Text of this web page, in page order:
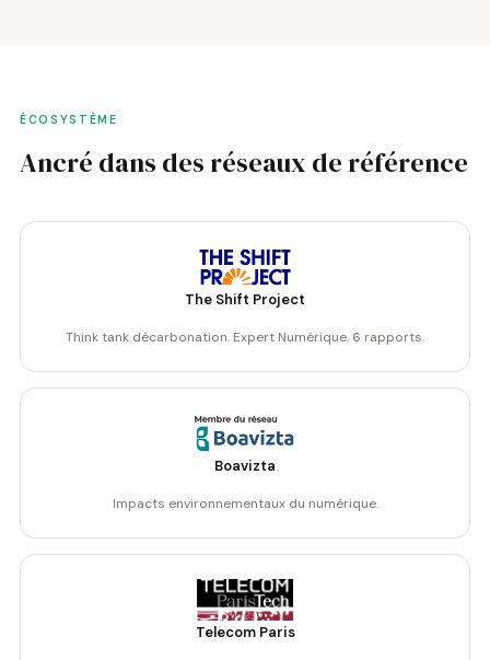
ÉCOSYSTÈME
Ancré dans des réseaux de référence
The Shift Project
Think tank décarbonation. Expert Numérique. 6 rapports.
Boavizta
Impacts environnementaux du numérique.
Telecom Paris